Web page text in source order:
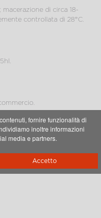
macerazione di circa 18-
controllata di 28°C.
fornire funzionalità di
inoltre informazioni
media e partners.
Accetto